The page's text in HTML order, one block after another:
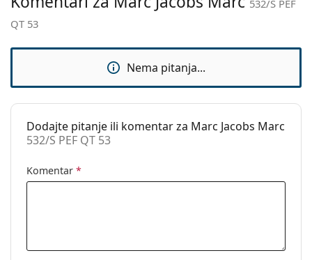
Upotreba:
Moda
532/S PEF
QT 53
Nema pitanja...
Dodajte pitanje ili komentar za Marc Jacobs Marc
532/S PEF QT 53
Komentar *